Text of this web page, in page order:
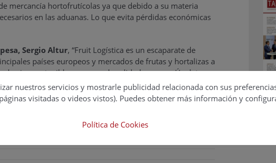
mercancía hortofrutícolas ya que debido a su materia
en las aduanas. Lo que evita pérdidas económicas
Sergio Altur, “Fruit Logística es un escaparate de
países europeos y mercados de frutas y hortalizas a
sostenible, seguro y de calidad como es Úpalet
nuestros servicios y mostrarle publicidad relacionada con sus
visitadas o videos vistos). Puedes obtener más información y
Política de Cookies